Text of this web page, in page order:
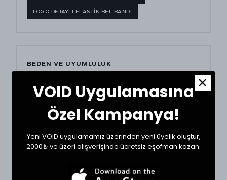
LOGO DETAYLI ELASTİK BEL BANDI
BEDEN VE UYUMLULUK
Kadın manken boyu:173 cm — Kadın manken kilosu:61
Mankenin giydiği beden:Medium (M)-XSmall (XS)
Tekstil ürünlerinde beden seçimi modellere göre
beğendiğiniz bir ürünün ölçülerini alıp sipariş
oluşturabilirsiniz.
BEL (cm)
VOID Uygulamasına
Özel Kampanya!
Yeni VOID uygulamamız üzerinden yeni üyelik oluştur,
2000₺ ve üzeri alışverişinde ücretsiz eşofman kazan.